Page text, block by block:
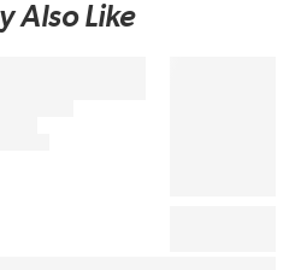
Also Like